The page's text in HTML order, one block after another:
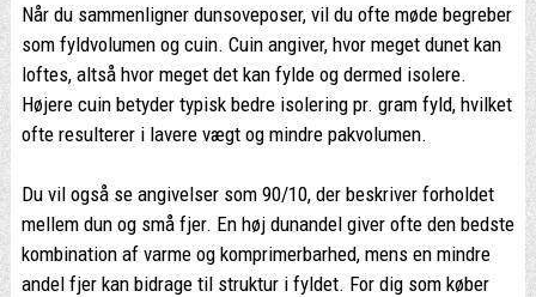
Når du sammenligner dunsoveposer, vil du ofte møde begreber
som fyldvolumen og cuin. Cuin angiver, hvor meget dunet kan
loftes, altså hvor meget det kan fylde og dermed isolere.
Højere cuin betyder typisk bedre isolering pr. gram fyld, hvilket
ofte resulterer i lavere vægt og mindre pakvolumen.
Du vil også se angivelser som 90/10, der beskriver forholdet
mellem dun og små fjer. En høj dunandel giver ofte den bedste
kombination af varme og komprimerbarhed, mens en mindre
andel fjer kan bidrage til struktur i fyldet. For dig som køber